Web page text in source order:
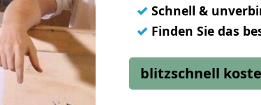
✓ Schnell &
✓ Finden Sie das
blitzschnell